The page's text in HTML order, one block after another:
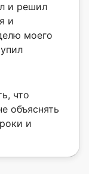
и решил
и
моего
что
объяснять
и